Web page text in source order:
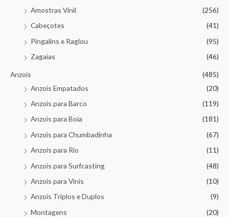
Amostras Vinil
(256)
Cabeçotes
(41)
Pingalins e Raglou
(95)
Zagaias
(46)
Anzois
(485)
Anzois Empatados
(20)
Anzois para Barco
(119)
Anzois para Boia
(181)
Anzois para Chumbadinha
(67)
Anzois para Rio
(11)
Anzois para Surfcasting
(48)
Anzois para Vinis
(10)
Anzois Triplos e Duplos
(9)
Montagens
(20)